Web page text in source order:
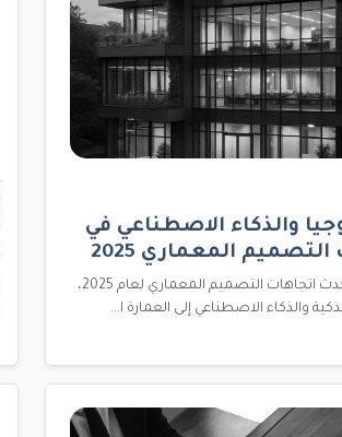
والذكاء الاصطناعي في
المعماري 2025
تعرف على أحدث اتجاهات التصميم المعماري لعام 2025،
والذكاء الاصطناعي إلى العمارة ا...